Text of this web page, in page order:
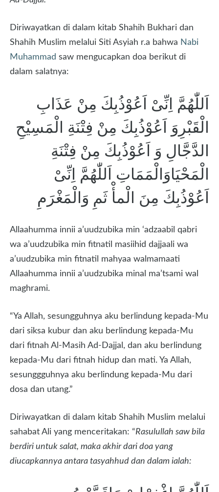
Diriwayatkan di dalam kitab Shahih Bukhari dan
Shahih Muslim melalui Siti Asyiah r.a bahwa Nabi
Muhammad saw mengucapkan doa berikut di
dalam salatnya:
اَللّٰهُمَّ اِنِّىْ اَعُوْذُبِكَ مِنْ عَذَابِ
الْقَبْرِوَ اَعُوْذُبِكَ مِنْ فِتْنَةِ الْمَسِيْحِ
الدَّجَّالِ وَ اَعُوْذُبِكَ مِنْ فِتْنَةِ
الْمَحْيَاوَالْمَمَاتِ اَللّٰهُمَّ اِنِّىْ
اَعُوْذُبِكَ مِنَ الْمأْ ثَمِ وَالْمَغْرَمِ
Allaahumma innii a’uudzubika min ‘adzaabil qabri
wa a’uudzubika min fitnatil masiihid dajjaali wa
a’uudzubika min fitnatil mahyaa walmamaati
Allaahumma innii a’uudzubika minal ma’tsami wal
maghrami.
“Ya Allah, sesungguhnya aku berlindung kepada-Mu
dari siksa kubur dan aku berlindung kepada-Mu
dari fitnah Al-Masih Ad-Dajjal, dan aku berlindung
kepada-Mu dari fitnah hidup dan mati. Ya Allah,
sesunggguhnya aku berlindung kepada-Mu dari
dosa dan utang.”
Diriwayatkan di dalam kitab Shahih Muslim melalui
sahabat Ali yang menceritakan: “Rasulullah saw bila
berdiri untuk salat, maka akhir dari doa yang
diucapkannya antara tasyahhud dan dalam ialah: